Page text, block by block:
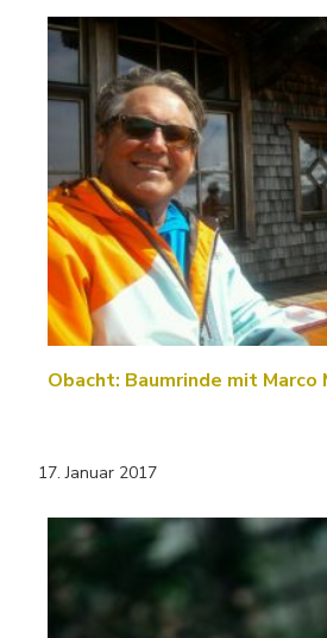
Obacht: Baumrinde mit Marco
17. Januar 2017